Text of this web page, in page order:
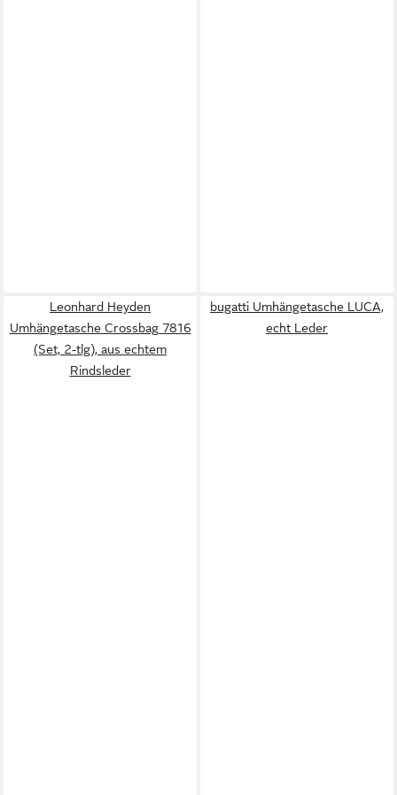
Leonhard Heyden
Umhängetasche Crossbag 7816
(Set, 2-tlg), aus echtem
Rindsleder
bugatti Umhängetasche LUCA,
echt Leder